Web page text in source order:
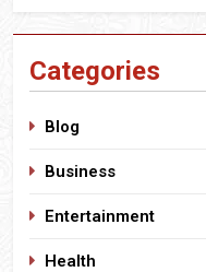
Categories
Blog
Business
Entertainment
Health